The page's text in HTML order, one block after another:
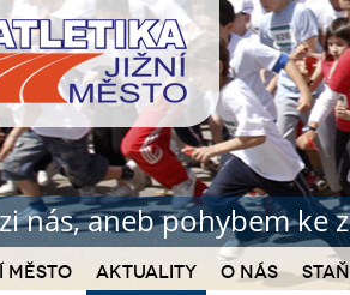
nás, aneb pohybem ke
Město Aktuality O nás